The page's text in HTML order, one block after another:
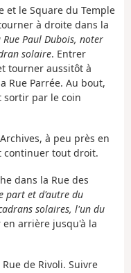
et le Square du Temple
à droite dans la
Rue Paul Dubois, noter
solaire. Entrer
tourner aussitôt à
Rue Parrée. Au bout,
sortir par le coin
à peu près en
continuer tout droit.
dans la Rue des
part et d'autre du
solaires, l'un du
en arrière jusqu'à la
de Rivoli. Suivre